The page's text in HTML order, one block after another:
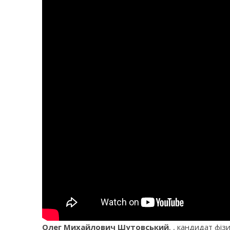
Олег Михайлович Шутовський, , кандидат